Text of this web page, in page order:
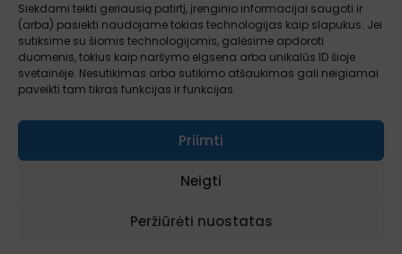
Siekdami teikti geriausią patirtį, įrenginio informacijai saugoti ir
(arba) pasiekti naudojame tokias technologijas kaip slapukus. Jei
sutiksime su šiomis technologijomis, galėsime apdoroti
duomenis, tokius kaip naršymo elgsena arba unikalūs ID šioje
svetainėje. Nesutikimas arba sutikimo atšaukimas gali neigiamai
paveikti tam tikras funkcijas ir funkcijas.
Priimti
Neigti
Peržiūrėti nuostatas
Apie mus Paslaugos
Atsiliepimai
Įžvalgos
Kontaktai Sąlygos ir taisyklės